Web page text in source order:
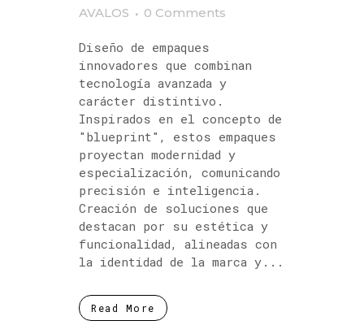
AVALOS
0 Comments
Diseño de empaques
innovadores que combinan
tecnología avanzada y
carácter distintivo.
Inspirados en el concepto de
"blueprint", estos empaques
proyectan modernidad y
especialización, comunicando
precisión e inteligencia.
Creación de soluciones que
destacan por su estética y
funcionalidad, alineadas con
la identidad de la marca y...
Read More